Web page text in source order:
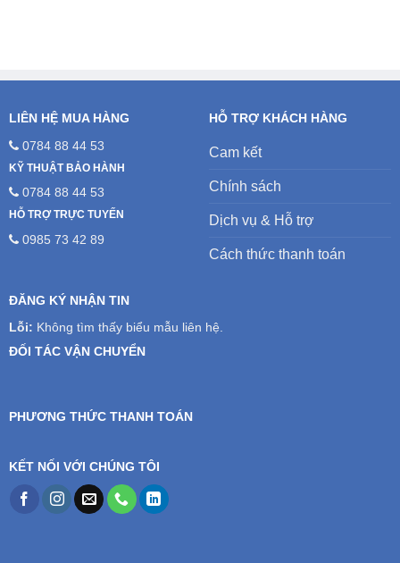
LIÊN HỆ MUA HÀNG
0784 88 44 53
KỸ THUẬT BẢO HÀNH
0784 88 44 53
HỖ TRỢ TRỰC TUYẾN
0985 73 42 89
HỖ TRỢ KHÁCH HÀNG
Cam kết
Chính sách
Dịch vụ & Hỗ trợ
Cách thức thanh toán
ĐĂNG KÝ NHẬN TIN
Lỗi: Không tìm thấy biểu mẫu liên hệ.
ĐỐI TÁC VẬN CHUYỂN
PHƯƠNG THỨC THANH TOÁN
KẾT NỐI VỚI CHÚNG TÔI